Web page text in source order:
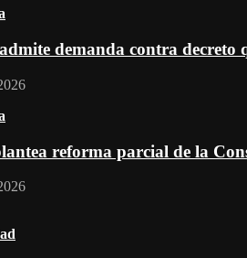
demanda contra decreto
reforma parcial de la